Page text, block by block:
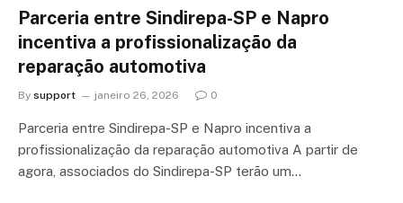
Parceria entre Sindirepa-SP e Napro
incentiva a profissionalização da
reparação automotiva
By support janeiro 26, 2026 0
Parceria entre Sindirepa-SP e Napro incentiva a
profissionalização da reparação automotiva A partir de
agora, associados do Sindirepa-SP terão um…